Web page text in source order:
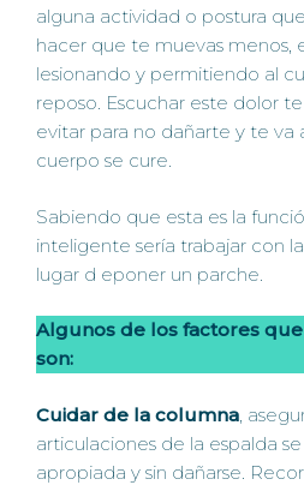
alguna actividad o postura
hacer que te muevas menos,
lesionando y permitiendo al
reposo. Escuchar este dolor
evitar para no dañarte y te va
cuerpo se cure.
Sabiendo que esta es la
inteligente sería trabajar con
lugar d eponer un parche.
Algunos de los factores
son:
Cuidar de la columna ,
articulaciones de la espalda
apropiada y sin dañarse.